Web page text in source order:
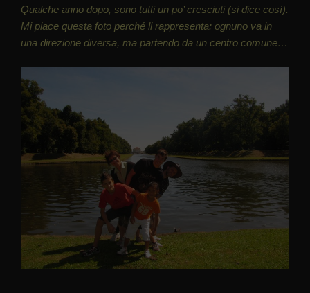
Qualche anno dopo, sono tutti un po’ cresciuti (si dice così).
Mi piace questa foto perché li rappresenta: ognuno va in
una direzione diversa, ma partendo da un centro comune…